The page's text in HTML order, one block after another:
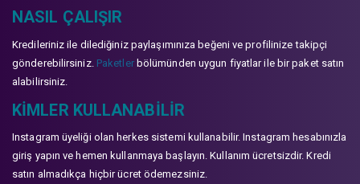
NASIL ÇALIŞIR
Kredileriniz ile dilediğiniz paylaşımınıza beğeni ve profilinize takipçi
gönderebilirsiniz. Paketlerbölümünden uygun fiyatlar ile bir paket satın
alabilirsiniz.
KIMLER KULLANABILIR
Instagram üyeliği olan herkes sistemi kullanabilir. Instagram hesabınızla
giriş yapın ve hemen kullanmaya başlayın. Kullanım ücretsizdir. Kredi
satın almadıkça hiçbir ücret ödemezsiniz.